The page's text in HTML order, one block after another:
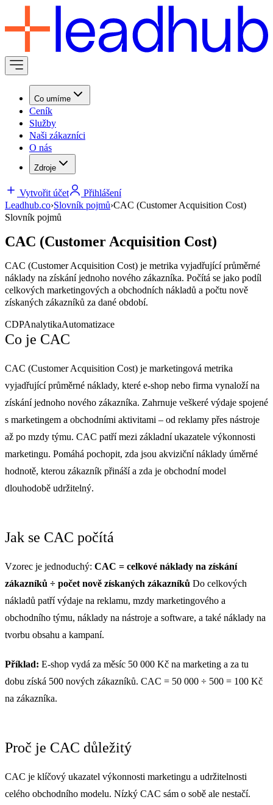
Co umíme
Ceník
Služby
Naši zákazníci
O nás
Zdroje
Vytvořit účet
Přihlášení
Leadhub.co›Slovník pojmů›CAC (Customer Acquisition Cost)
Slovník pojmů
CAC (Customer Acquisition Cost)
CAC (Customer Acquisition Cost) je metrika vyjadřující průměrné
náklady na získání jednoho nového zákazníka. Počítá se jako podíl
celkových marketingových a obchodních nákladů a počtu nově
získaných zákazníků za dané období.
CDPAnalytikaAutomatizace
Co je CAC
CAC (Customer Acquisition Cost) je marketingová metrika
vyjadřující průměrné náklady, které e-shop nebo firma vynaloží na
získání jednoho nového zákazníka. Zahrnuje veškeré výdaje spojené
s marketingem a obchodními aktivitami – od reklamy přes nástroje
až po mzdy týmu. CAC patří mezi základní ukazatele výkonnosti
marketingu. Pomáhá pochopit, zda jsou akviziční náklady úměrné
hodnotě, kterou zákazník přináší a zda je obchodní model
dlouhodobě udržitelný.
Jak se CAC počítá
Vzorec je jednoduchý: CAC = celkové náklady na získání
zákazníků ÷ počet nově získaných zákazníků Do celkových
nákladů patří výdaje na reklamu, mzdy marketingového a
obchodního týmu, náklady na nástroje a software, a také náklady na
tvorbu obsahu a kampaní.
Příklad: E-shop vydá za měsíc 50 000 Kč na marketing a za tu
dobu získá 500 nových zákazníků. CAC = 50 000 ÷ 500 = 100 Kč
na zákazníka.
Proč je CAC důležitý
CAC je klíčový ukazatel výkonnosti marketingu a udržitelnosti
celého obchodního modelu. Nízký CAC sám o sobě ale nestačí.